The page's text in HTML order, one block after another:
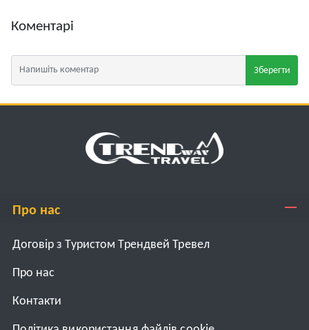
Коментарі
Зберегти
Про нас
Договір з Туристом Трендвей Тревел
Про нас
Контакти